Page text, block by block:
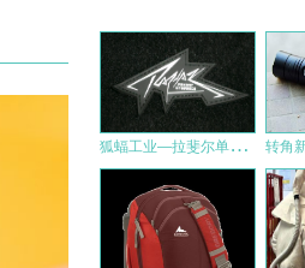
狐
蝠工业—拉斐尔单肩包 初步印象